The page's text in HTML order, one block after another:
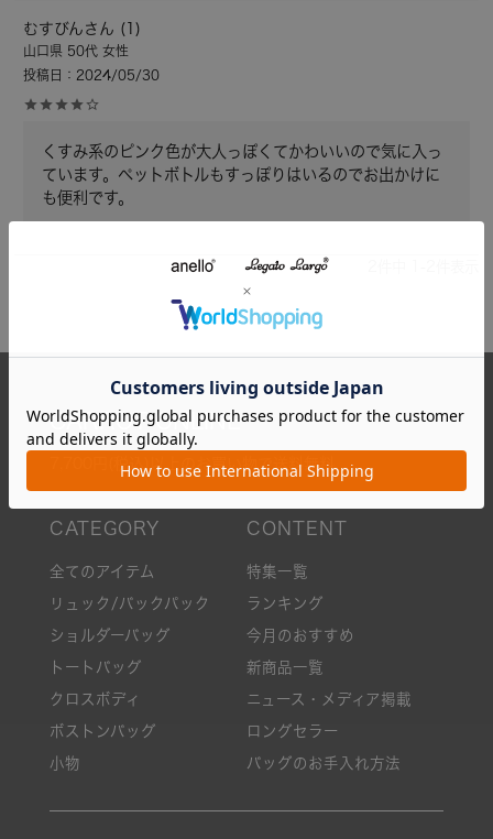
むすびん
山口県 50代 女性
投稿日
2024/05/30
くすみ系のピンク色が大人っぽくてかわいいので気に入っ
ています。ペットボトルもすっぽりはいるのでお出かけに
も便利です。
CARROT ONLINE
7,700円(税込)以上のお買い物で送料無料
全てのアイテム
リュック/バックパック
ショルダーバッグ
トートバッグ
クロスボディ
ボストンバッグ
小物
特集一覧
ランキング
今月のおすすめ
新商品一覧
ニュース・メディア掲載
ロングセラー
バッグのお手入れ方法